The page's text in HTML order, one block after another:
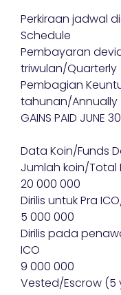
Perkiraan jadwal
Schedule
Pembayaran
triwulan/Quarterly
Pembagian
tahunan/Annually
GAINS PAID JUNE
Data Koin/Funds
Jumlah koin/Total
20 000 000
Dirilis untuk Pra
5 000 000
Dirilis pada
ICO
9 000 000
Vested/Escrow (5